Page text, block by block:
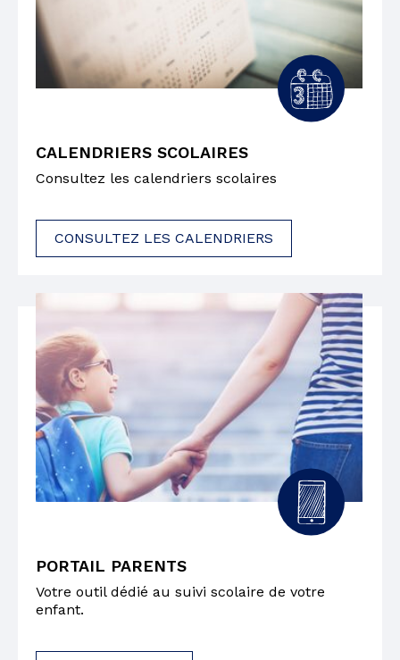
CALENDRIERS SCOLAIRES
Consultez les calendriers scolaires
CONSULTEZ LES CALENDRIERS
PORTAIL PARENTS
Votre outil dédié au suivi scolaire de votre
enfant.